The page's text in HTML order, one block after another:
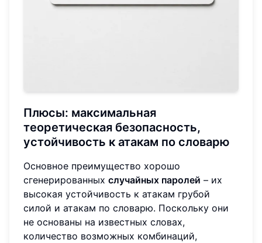
Плюсы: максимальная
теоретическая безопасность,
устойчивость к атакам по словарю
Основное преимущество хорошо
сгенерированных случайных паролей – их
высокая устойчивость к атакам грубой
силой и атакам по словарю. Поскольку они
не основаны на известных словах,
количество возможных комбинаций,